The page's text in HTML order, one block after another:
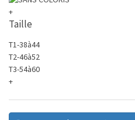
+
Taille
T1-38à44
T2-46à52
T3-54à60
+